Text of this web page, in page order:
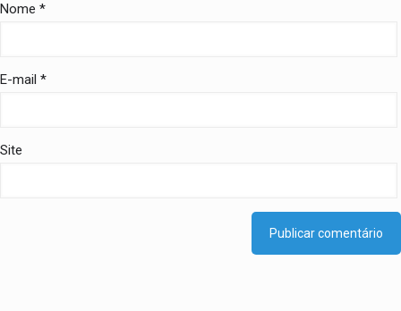
Nome *
E-mail *
Site